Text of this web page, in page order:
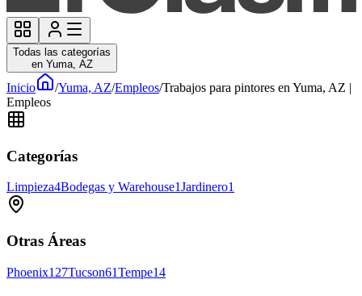
Todas las categorías
en Yuma, AZ
Inicio /Yuma, AZ/Empleos/Trabajos para pintores en Yuma, AZ |
Empleos
Categorías
Limpieza4Bodegas y Warehouse1Jardinero1
Otras Áreas
Phoenix127Tucson61Tempe14